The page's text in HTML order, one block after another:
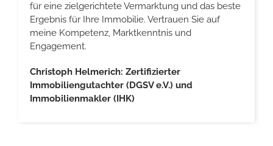
für eine zielgerichtete Vermarktung und das beste
Ergebnis für Ihre Immobilie. Vertrauen Sie auf
meine Kompetenz, Marktkenntnis und
Engagement.
Christoph Helmerich: Zertifizierter
Immobiliengutachter (DGSV e.V.) und
Immobilienmakler (IHK)